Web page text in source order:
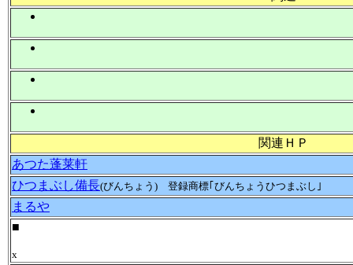
関連ＨＰ
あつた蓬莱軒
ひつまぶし備長(びんちょう) 登録商標｢びんちょうひつまぶし｣
まるや
■
x